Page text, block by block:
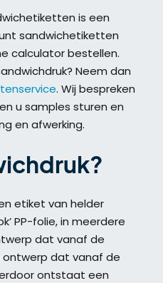
is een
sandwichetiketten
calculator bestellen.
Neem dan
. Wij bespreken
u samples sturen en
en afwerking.
etiket van helder
PP-folie, in meerdere
dat vanaf de
ontwerp dat vanaf de
ontstaat een